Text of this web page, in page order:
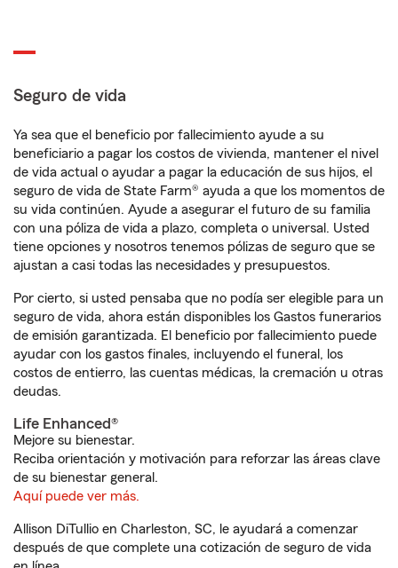
Seguro de vida
Ya sea que el beneficio por fallecimiento ayude a su
beneficiario a pagar los costos de vivienda, mantener el nivel
de vida actual o ayudar a pagar la educación de sus hijos, el
seguro de vida de State Farm® ayuda a que los momentos de
su vida continúen. Ayude a asegurar el futuro de su familia
con una póliza de vida a plazo, completa o universal. Usted
tiene opciones y nosotros tenemos pólizas de seguro que se
ajustan a casi todas las necesidades y presupuestos.
Por cierto, si usted pensaba que no podía ser elegible para un
seguro de vida, ahora están disponibles los Gastos funerarios
de emisión garantizada. El beneficio por fallecimiento puede
ayudar con los gastos finales, incluyendo el funeral, los
costos de entierro, las cuentas médicas, la cremación u otras
deudas.
Life Enhanced®
Mejore su bienestar.
Reciba orientación y motivación para reforzar las áreas clave
de su bienestar general.
Aquí puede ver más.
Allison DiTullio en Charleston, SC, le ayudará a comenzar
después de que complete una cotización de seguro de vida